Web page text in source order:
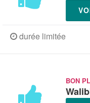
durée limitée
BON